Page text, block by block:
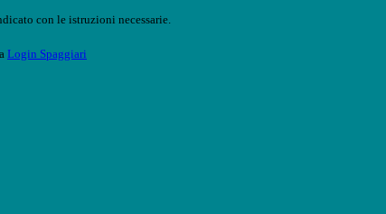
con le istruzioni necessarie.
Login Spaggiari